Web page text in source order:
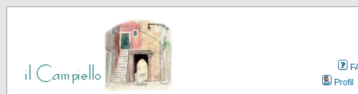
Profil